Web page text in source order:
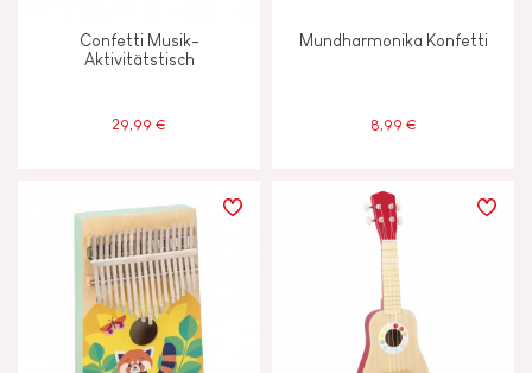
Confetti Musik-
Aktivitätstisch
29,99 €
Mundharmonika Konfetti
8,99 €